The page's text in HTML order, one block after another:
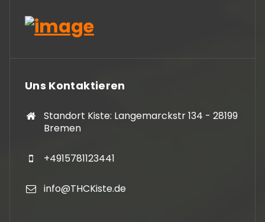
Uns Kontaktieren
Standort Kiste: Langemarckstr 134 - 28199
Bremen
+4915781123441
info@THCKiste.de